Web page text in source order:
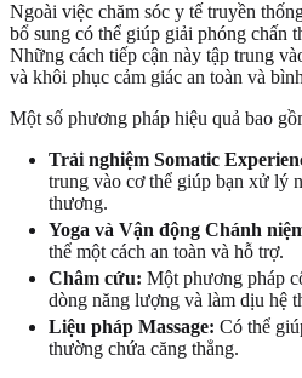
Ngoài việc chăm sóc y tế truyền
bổ sung có thể giúp giải phóng chấn
Những cách tiếp cận này tập trung
và khôi phục cảm giác an toàn và
Một số phương pháp hiệu quả bao
Trải nghiệm Somatic
trung vào cơ thể giúp bạn xử lý
thương.
Yoga và Vận động Chánh
thể một cách an toàn và hỗ trợ.
Châm cứu: Một phương pháp
dòng năng lượng và làm dịu hệ
Liệu pháp Massage: Có thể
thường chứa căng thẳng.